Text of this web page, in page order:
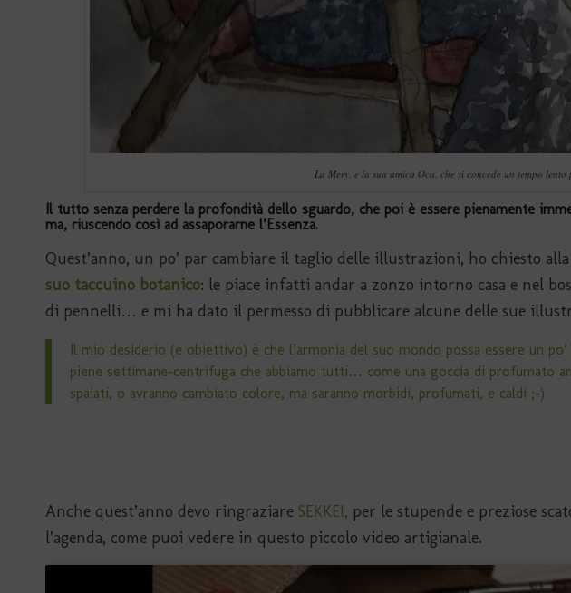
La Mery, e la sua amica Oca, che si concede un tempo lento
Il tutto senza perdere la profondità dello sguardo, che poi è essere pienamente
ma, riuscendo così ad assaporarne l’Essenza.
Quest’anno, un po’ par cambiare il taglio delle illustrazioni, ho chiesto
suo taccuino botanico: le piace infatti andar a zonzo intorno casa e nel
di pennelli… e mi ha dato il permesso di pubblicare alcune delle sue
Il mio desiderio (e obiettivo) è che l’armonia del suo mondo possa essere un
piene settimane-centrifuga che abbiamo tutti… come una goccia di profumato
spaiati, o avranno cambiato colore, ma saranno morbidi, profumati, e caldi ;-)
Anche quest’anno devo ringraziare SEKKEI, per le stupende e preziose
l’agenda, come puoi vedere in questo piccolo video artigianale.